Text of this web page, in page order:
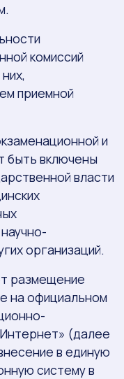
комиссий
приемной
и
быть включены
власти
организаций.
размещение
на официальном
(далее
в единую
систему в